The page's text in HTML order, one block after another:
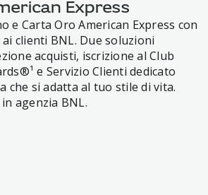
Express
e Carta Oro American Express con
clienti BNL. Due soluzioni
acquisti, iscrizione al Club
e Servizio Clienti dedicato
che si adatta al tuo stile di vita.
agenzia BNL.